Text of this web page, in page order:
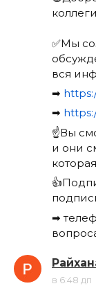
✅Мы
вся
➡
➡
☝Вы
и они
➡
в 6:48 дп